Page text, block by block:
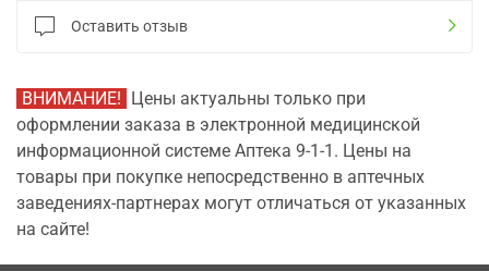
Оставить отзыв
ВНИМАНИЕ! Цены актуальны только при
оформлении заказа в электронной медицинской
информационной системе Аптека 9-1-1. Цены на
товары при покупке непосредственно в аптечных
заведениях-партнерах могут отличаться от указанных
на сайте!